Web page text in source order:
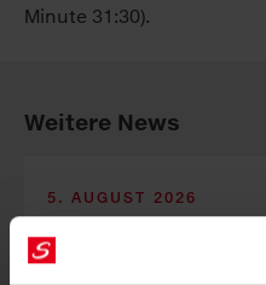
Minute 31:30).
Weitere News
5. AUGUST 2026
Mürztaler
starker Part­ner